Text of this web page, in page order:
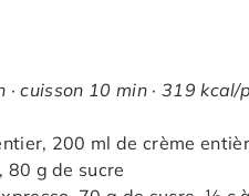
cuisson 10 min · 319 kcal/
200 ml de crème
80 g de sucre